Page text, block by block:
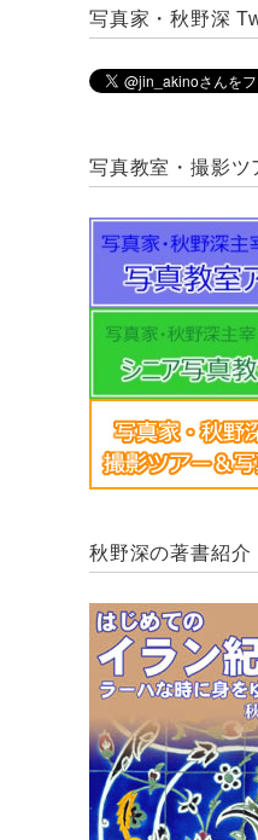
写真家・秋野深
写真教室・撮影ツ
秋野深の著書紹介